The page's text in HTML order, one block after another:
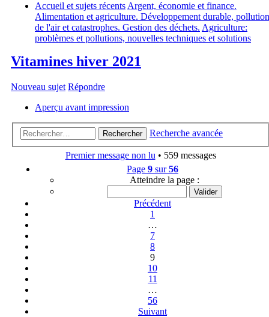
Accueil et sujets récentsArgent, économie et finance.
Alimentation et agriculture. Développement durable, pollution
de l'air et catastrophes. Gestion des déchets. Agriculture:
problèmes et pollutions, nouvelles techniques et solutions
Vitamines hiver 2021
Nouveau sujet Répondre
Aperçu avant impression
Rechercher Recherche avancée
Premier message non lu • 559 messages
Page 9 sur56
Atteindre la page :
Précédent
1
…
7
8
9
10
11
…
56
Suivant